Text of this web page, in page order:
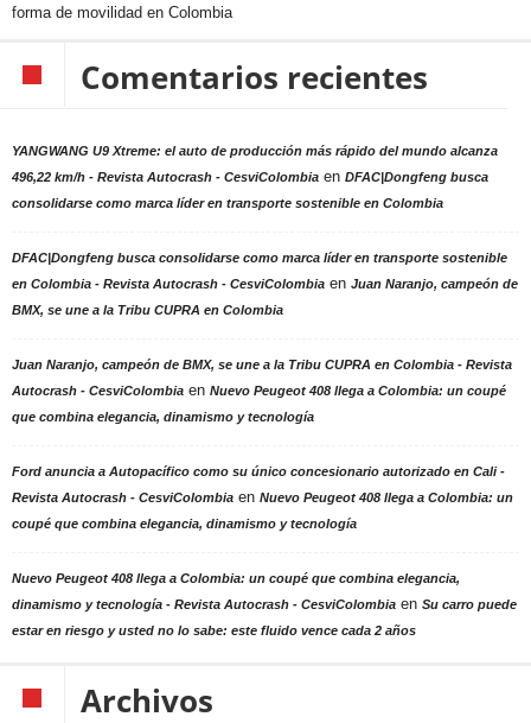
forma de movilidad en Colombia
Comentarios recientes
YANGWANG U9 Xtreme: el auto de producción más rápido del mundo alcanza
496,22 km/h - Revista Autocrash - CesviColombia en DFAC|Dongfeng busca
consolidarse como marca líder en transporte sostenible en Colombia
DFAC|Dongfeng busca consolidarse como marca líder en transporte sostenible
en Colombia - Revista Autocrash - CesviColombia en Juan Naranjo, campeón de
BMX, se une a la Tribu CUPRA en Colombia
Juan Naranjo, campeón de BMX, se une a la Tribu CUPRA en Colombia - Revista
Autocrash - CesviColombia en Nuevo Peugeot 408 llega a Colombia: un coupé
que combina elegancia, dinamismo y tecnología
Ford anuncia a Autopacífico como su único concesionario autorizado en Cali -
Revista Autocrash - CesviColombia en Nuevo Peugeot 408 llega a Colombia: un
coupé que combina elegancia, dinamismo y tecnología
Nuevo Peugeot 408 llega a Colombia: un coupé que combina elegancia,
dinamismo y tecnología - Revista Autocrash - CesviColombia en Su carro puede
estar en riesgo y usted no lo sabe: este fluido vence cada 2 años
Archivos